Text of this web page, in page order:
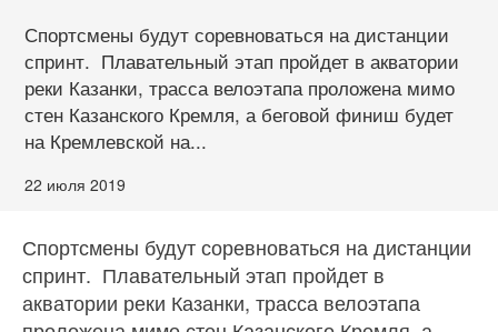
Спортсмены будут соревноваться на дистанции
спринт. Плавательный этап пройдет в акватории
реки Казанки, трасса велоэтапа проложена мимо
стен Казанского Кремля, а беговой финиш будет
на Кремлевской на...
22 июля 2019
Спортсмены будут соревноваться на дистанции
спринт. Плавательный этап пройдет в
акватории реки Казанки, трасса велоэтапа